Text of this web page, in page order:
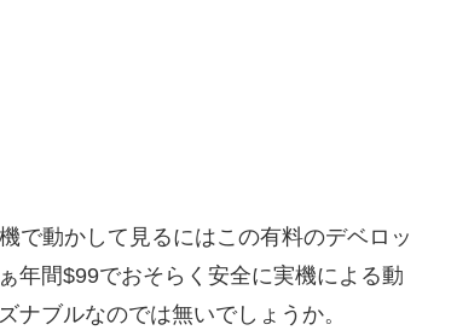
で動かして見るにはこの有料のデベロッ
年間$99でおそらく安全に実機による動
ナブルなのでは無いでしょうか。